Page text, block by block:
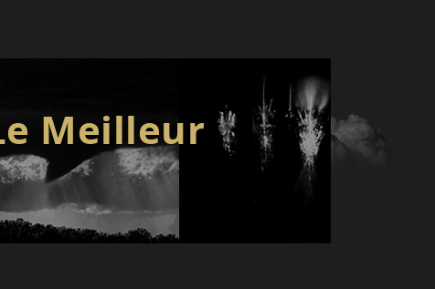
Meilleur